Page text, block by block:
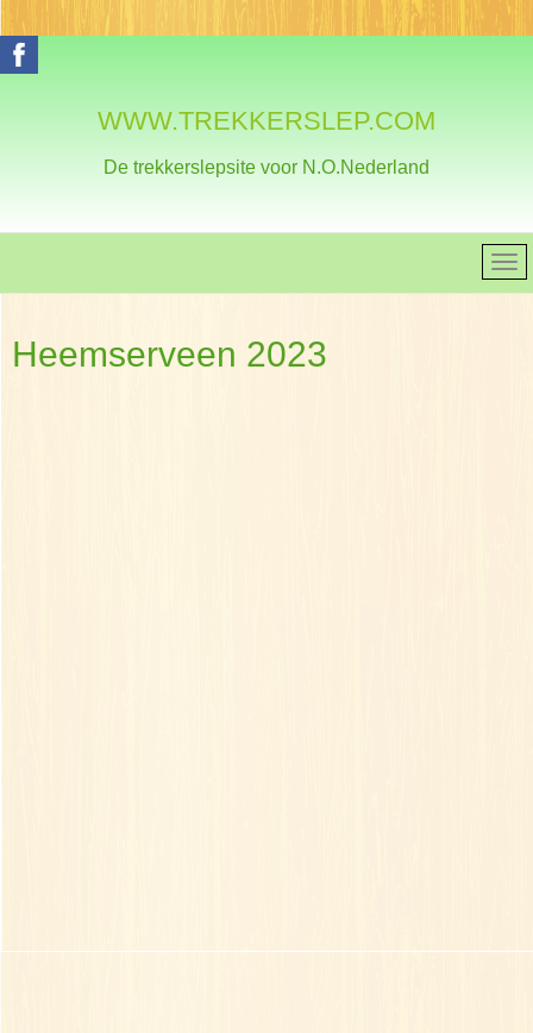
WWW.TREKKERSLEP.COM
De trekkerslepsite voor N.O.Nederland
Heemserveen 2023